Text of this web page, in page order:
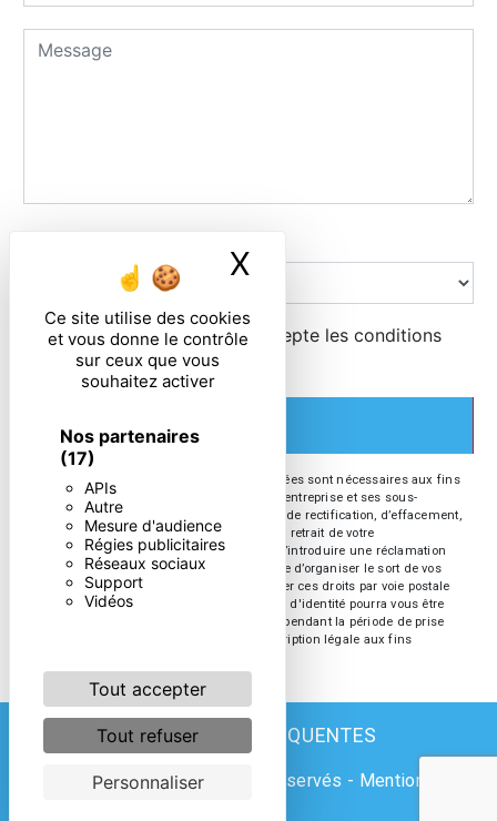
Ce site utilise des cookies
et vous donne le contrôle
sur ceux que vous
souhaitez activer
Nos partenaires
(17)
APIs
Autre
Mesure d'audience
Régies publicitaires
Réseaux sociaux
Support
Vidéos
Tout accepter
Tout refuser
Personnaliser
X Masquer le
En cochant cette case, j'accepte les conditions
particulières ci-dessous **
** Les données personnelles communiquées sont nécessaires aux fins
de vous contacter. Elles sont destinées à l'entreprise et ses sous-
traitants. Vous disposez de droits d’accès, de rectification, d’effacement,
de portabilité, de limitation, d’opposition, de retrait de votre
consentement à tout moment et du droit d’introduire une réclamation
auprès d’une autorité de contrôle, ainsi que d’organiser le sort de vos
données post-mortem. Vous pouvez exercer ces droits par voie postale
ou par courrier électronique. Un justificatif d'identité pourra vous être
demandé. Nous conservons vos données pendant la période de prise
de contact puis pendant la durée de prescription légale aux fins
RECHERCHES FRÉQUENTES
Vistalid- 2026 - Tous droits réservés - Mentions